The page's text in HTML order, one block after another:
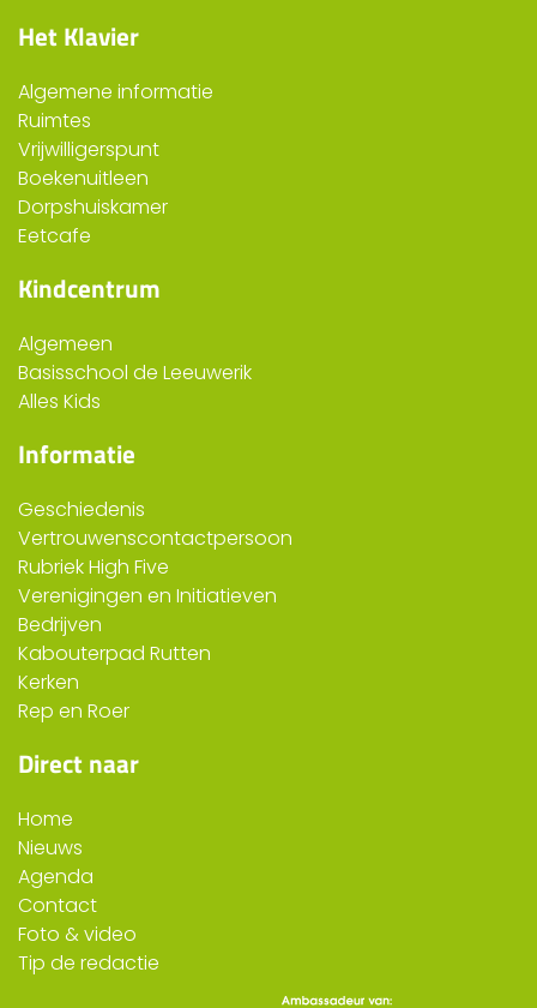
Het Klavier
Algemene informatie
Ruimtes
Vrijwilligerspunt
Boekenuitleen
Dorpshuiskamer
Eetcafe
Kindcentrum
Algemeen
Basisschool de Leeuwerik
Alles Kids
Informatie
Geschiedenis
Vertrouwenscontactpersoon
Rubriek High Five
Verenigingen en Initiatieven
Bedrijven
Kabouterpad Rutten
Kerken
Rep en Roer
Direct naar
Home
Nieuws
Agenda
Contact
Foto & video
Tip de redactie